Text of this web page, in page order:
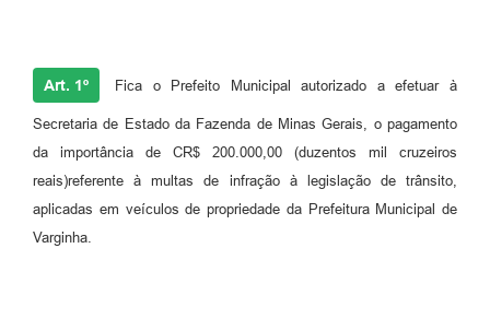
Art. 1º Fica o Prefeito Municipal autorizado a efetuar à
Secretaria de Estado da Fazenda de Minas Gerais, o pagamento
da importância de CR$ 200.000,00 (duzentos mil cruzeiros
reais)referente à multas de infração à legislação de trânsito,
aplicadas em veículos de propriedade da Prefeitura Municipal de
Varginha.